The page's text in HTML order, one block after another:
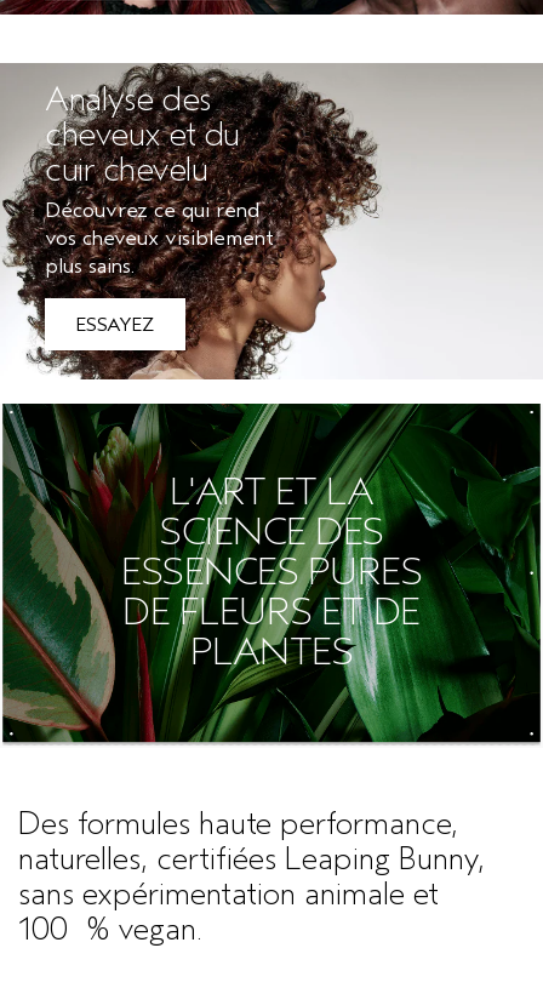
Analyse des
cheveux et du
cuir chevelu
Découvrez ce qui rend
vos cheveux visiblement
plus sains.
ESSAYEZ
L'ART ET LA
SCIENCE DES
ESSENCES PURES
DE FLEURS ET DE
PLANTES
Des formules haute performance,
naturelles, certifiées Leaping Bunny,
sans expérimentation animale et
100 % vegan.